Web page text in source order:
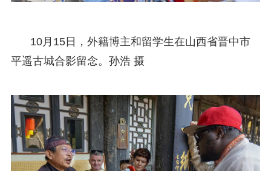
10月15日，外籍博主和留学生在山西省晋中市
平遥古城合影留念。孙浩 摄